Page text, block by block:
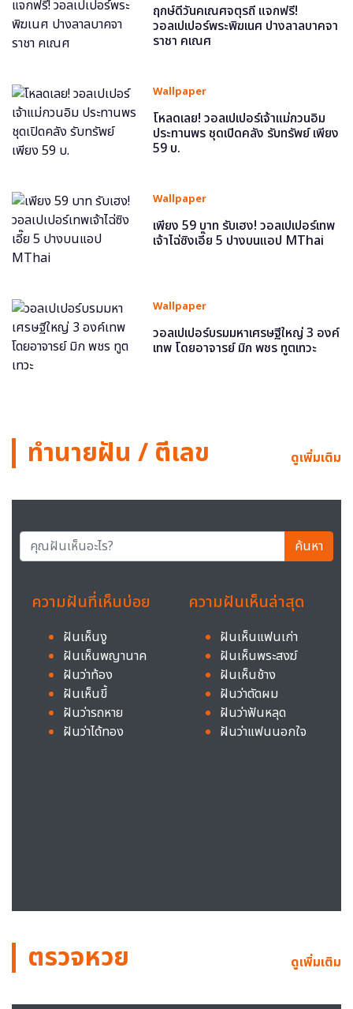
ฤกษ์ดีวันคเณศจตุรถี แจกฟรี!
วอลเปเปอร์พระพิฆเนศ ปางลาลบาคจา
ราชา คเณศ
Wallpaper
โหลดเลย! วอลเปเปอร์เจ้าแม่กวนอิม
ประทานพร ชุดเปิดคลัง รับทรัพย์ เพียง
59 บ.
Wallpaper
เพียง 59 บาท รับเฮง! วอลเปเปอร์เทพ
เจ้าไฉ่ซิงเอี๊ย 5 ปางบนแอป MThai
Wallpaper
วอลเปเปอร์บรมมหาเศรษฐีใหญ่ 3 องค์
เทพ โดยอาจารย์ มิก พชร ทูตเทวะ
ทำนายฝัน / ตีเลข ดูเพิ่มเติม
ค้นหา
ความฝันที่เห็นบ่อย
ฝันเห็นงู
ฝันเห็นพญานาค
ฝันว่าท้อง
ฝันเห็นขี้
ฝันว่ารถหาย
ฝันว่าได้ทอง
ความฝันเห็นล่าสุด
ฝันเห็นแฟนเก่า
ฝันเห็นพระสงฆ์
ฝันเห็นช้าง
ฝันว่าตัดผม
ฝันว่าฟันหลุด
ฝันว่าแฟนนอกใจ
ตรวจหวย ดูเพิ่มเติม